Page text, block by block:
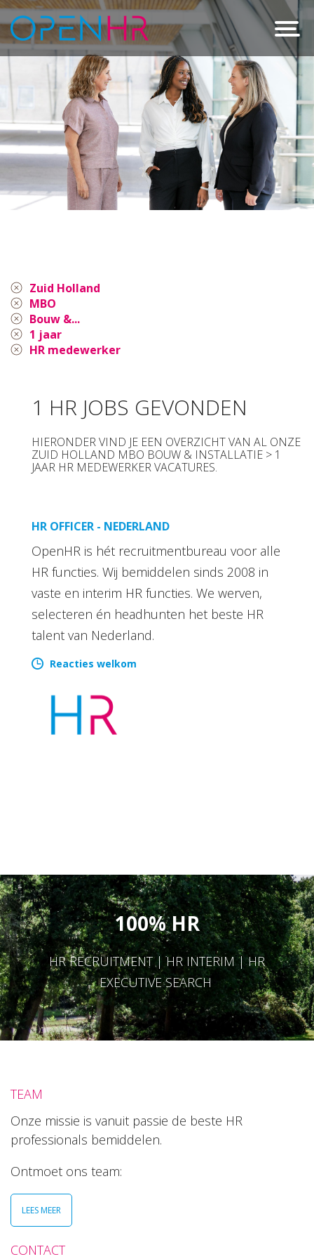
Zuid Holland
MBO
Bouw &...
1 jaar
HR medewerker
1 HR JOBS GEVONDEN
HIERONDER VIND JE EEN OVERZICHT VAN AL ONZE
ZUID HOLLAND MBO BOUW & INSTALLATIE > 1
JAAR HR MEDEWERKER VACATURES.
HR OFFICER - NEDERLAND
OpenHR is hét recruitmentbureau voor alle
HR functies. Wij bemiddelen sinds 2008 in
vaste en interim HR functies. We werven,
selecteren én headhunten het beste HR
talent van Nederland.
Reacties welkom
100% HR
HR RECRUITMENT | HR INTERIM | HR
EXECUTIVE SEARCH
TEAM
Onze missie is vanuit passie de beste HR
professionals bemiddelen.
Ontmoet ons team:
LEES MEER
CONTACT